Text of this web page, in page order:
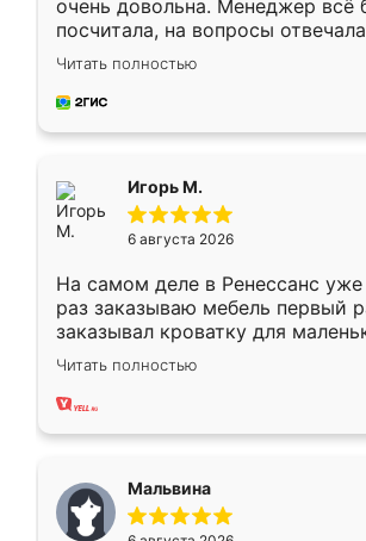
очень довольна. Менеджер всё
посчитала, на вопросы
Замерщик приехал в субботу,
делу со всей
за день, ребята работали
Читать полностью
Игорь М.
6 августа 2026
На самом деле в Ренессанс
раз заказываю мебель первый
заказывал кроватку для
ребёнка при его рождении ,во
заказал шкаф-купе. По качеству
хорошее сборка достаточно
меньше, здесь же он более
Мне нравится ,если что-то
Читать полностью
Мальвина